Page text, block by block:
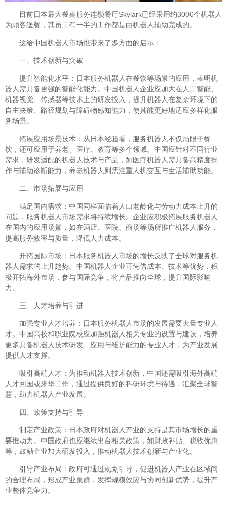
目前日本最大餐桌服务连锁餐厅Skylark已经采用约3000个机器人
为顾客送餐，其员工有一半的工作都是由机器人辅助完成的。
这给中国机器人市场也带来了多方面的启示：
一、技术创新与突破
提升智能化水平：日本服务机器人在餐饮等场景的应用，表明机
器人需具备更强的智能化能力。中国机器人企业应加大在人工智能、
机器视觉、传感器等技术上的研发投入，提升机器人在复杂环境下的
自主决策、路径规划与障碍物感知能力，使其能更好地适应多样化服
务场景。
拓展应用场景技术：从日本经验看，服务机器人不仅局限于餐
饮，还可应用于养老、医疗、教育等多个领域。中国应针对不同行业
需求，研发适配的机器人技术与产品，如医疗机器人需具备高精度操
作与辅助诊断能力，养老机器人则需注重人机交互与生活辅助功能。
二、市场拓展与应用
满足国内需求：中国同样面临着人口老龄化与劳动力成本上升的
问题，服务机器人市场需求将持续增长。企业应积极拓展服务机器人
在国内的应用场景，如在酒店、医院、商场等场所推广机器人服务，
提高服务效率与质量，降低人力成本。
开拓国际市场：日本服务机器人市场的增长反映了全球对服务机
器人需求的上升趋势。中国机器人企业可凭借成本、技术等优势，积
极开拓海外市场，参与国际竞争，将产品推向全球，提升国际影响
力。
三、人才培养与引进
加强专业人才培养：日本服务机器人市场的发展需要大量专业人
才。中国高校和职业院校应加强机器人相关专业的设置与建设，培养
更多具备机器人技术研发、应用与维护能力的专业人才，为产业发展
提供人才支撑。
吸引高端人才：为推动机器人技术创新，中国还需吸引海外高端
人才回国或来华工作，通过提供良好的科研环境与待遇，汇聚全球智
慧，助力机器人产业发展。
四、政策支持与引导
制定产业政策：日本政府对机器人产业的支持是其市场增长的重
要推动力。中国政府也应继续出台相关政策，如财政补贴、税收优惠
等，鼓励企业加大研发投入，推动机器人技术创新与产业化。
引导产业布局：政府可通过规划引导，促进机器人产业在区域间
的合理布局，形成产业集群，发挥规模效应与协同创新优势，提升产
业整体竞争力。